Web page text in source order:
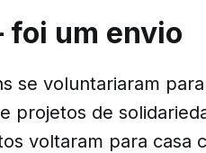
foi um envio
se voluntariaram
projetos de
voltaram para casa